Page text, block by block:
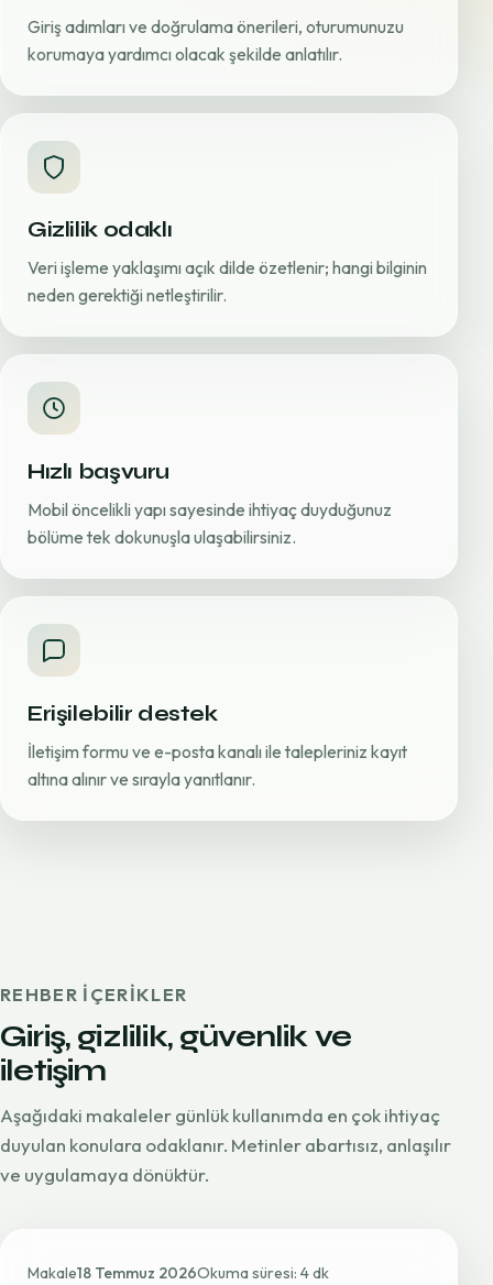
Giriş adımları ve doğrulama önerileri, oturumunuzu
korumaya yardımcı olacak şekilde anlatılır.
Gizlilik odaklı
Veri işleme yaklaşımı açık dilde özetlenir; hangi bilginin
neden gerektiği netleştirilir.
Hızlı başvuru
Mobil öncelikli yapı sayesinde ihtiyaç duyduğunuz
bölüme tek dokunuşla ulaşabilirsiniz.
Erişilebilir destek
İletişim formu ve e-posta kanalı ile talepleriniz kayıt
altına alınır ve sırayla yanıtlanır.
REHBER IÇERIKLER
Giriş, gizlilik, güvenlik ve
iletişim
Aşağıdaki makaleler günlük kullanımda en çok ihtiyaç
duyulan konulara odaklanır. Metinler abartısız, anlaşılır
ve uygulamaya dönüktür.
Makale18 Temmuz 2026Okuma süresi: 4 dk